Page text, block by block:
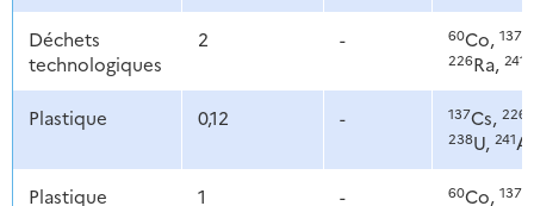
Déchets
technologiques
2 - 60Co, 137
226Ra, 241
Plastique 0,12 - 137Cs, 226
238U, 241
Plastique 1 - 60Co, 137